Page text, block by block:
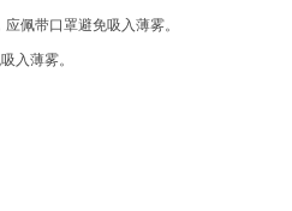
佩带口罩避免吸入薄雾。
入薄雾。